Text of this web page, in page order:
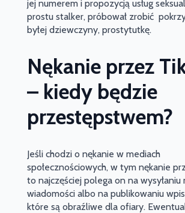
jej numerem i propozycją usług
prostu stalker, próbował zrobić
byłej dziewczyny, prostytutkę.
Nękanie przez
– kiedy będzie
przestępstwem?
Jeśli chodzi o nękanie w mediach
społecznościowych, w tym nękanie
to najczęściej polega on na wysyłaniu
wiadomości albo na publikowaniu
które są obraźliwe dla ofiary.